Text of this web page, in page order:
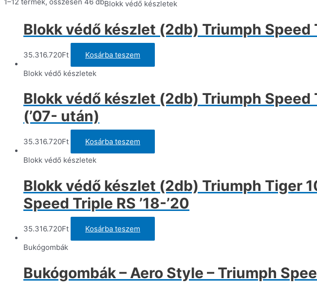
Blokk védő készletek
Blokk védő készlet (2db) Triumph Speed
35.316.720Ft
Kosárba teszem
Blokk védő készletek
Blokk védő készlet (2db) Triumph Speed
(’07- után)
35.316.720Ft
Kosárba teszem
Blokk védő készletek
Blokk védő készlet (2db) Triumph Tiger
Speed Triple RS ’18-’20
35.316.720Ft
Kosárba teszem
Bukógombák
Bukógombák – Aero Style – Triumph